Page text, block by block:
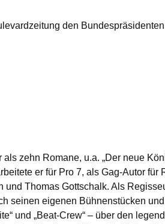
den
zehn Romane, u.a. „Der neue
er für Pro 7, als Gag-Autor für
und Thomas Gottschalk. Als
seinen eigenen Bühnenstücken
und „Beat-Crew“ – über den